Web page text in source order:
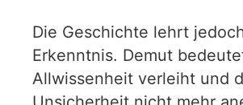
Die Geschichte lehrt
Erkenntnis. Demut
Allwissenheit verleiht und